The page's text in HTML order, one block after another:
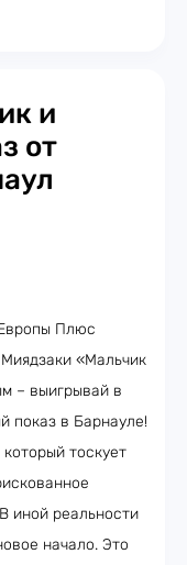
и
от
Плюс
«Мальчик
– выигрывай в
показ в Барнауле!
тоскует
иной реальности
начало. Это